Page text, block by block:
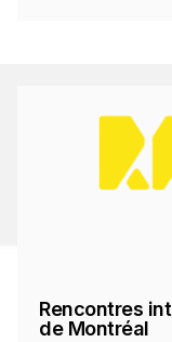
Rencontres
de Montréal